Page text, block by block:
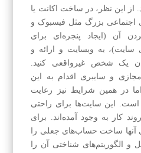
از این نظر، در ساخت اکانت یا
اجتماعی بزرگ مثل فیسبوک و
آن (ایجاد پنجره‌ای برای
به وبسایت و ارائه و
یک شخص غیرواقعی کنید.
و سایبری اقدام به این
در همین شرایط نیز رعایت
این سایت‌ها برای راحتی
کار به وجود آمده‌اند. برای
آنها ساخت حساب‌های جعلی را
الگوریتم‌های شناختی آن را